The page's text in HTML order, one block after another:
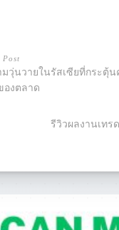
Post
มวุ่นวายในรัสเซียที่กระตุ้น
องตลาด
รีวิวผลงานเทรด